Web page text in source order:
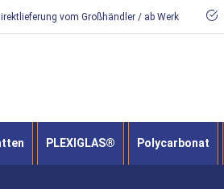
vom Großhändler / ab Werk
PLEXIGLAS® Polycarbonat